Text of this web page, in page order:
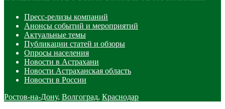
Пресс-релизы компаний
Анонсы событий и мероприятий
Актуальные темы
Публикации статей и обзоры
Опросы населения
Новости в Астрахани
Новости Астраханская область
Новости в России
Ростов-на-Дону, Волгоград, Краснодар